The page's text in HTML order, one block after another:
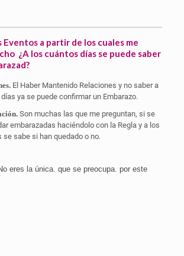
Eventos a partir de los cuales me
¿A los cuántos días se puede saber
El Haber Mantenido Relaciones y no saber a
ya se puede confirmar un Embarazo.
Son muchas las que me preguntan, si se
embarazadas haciéndolo con la Regla y a los
se sabe si han quedado o no.
eres la única. que se preocupa. por este